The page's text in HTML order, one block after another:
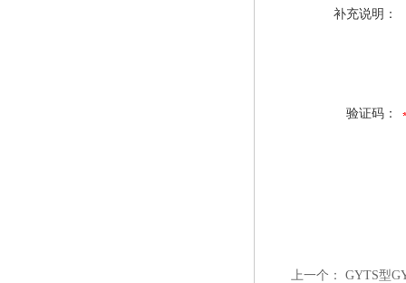
补充说明：
验证码：
上一个： GYTS型